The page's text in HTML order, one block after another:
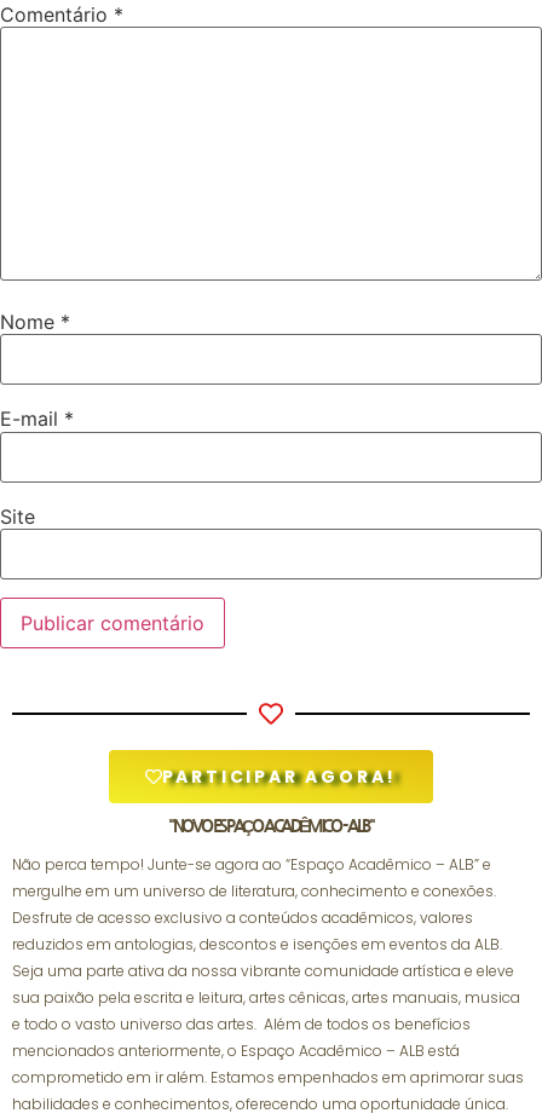
Comentário *
Nome *
E-mail *
Site
PARTICIPAR AGORA!
"NOVO ESPAÇO ACADÊMICO - ALB"
Não perca tempo! Junte-se agora ao “Espaço Acadêmico – ALB” e
mergulhe em um universo de literatura, conhecimento e conexões.
Desfrute de acesso exclusivo a conteúdos acadêmicos, valores
reduzidos em antologias, descontos e isenções em eventos da ALB.
Seja uma parte ativa da nossa vibrante comunidade artística e eleve
sua paixão pela escrita e leitura, artes cênicas, artes manuais, musica
e todo o vasto universo das artes. Além de todos os benefícios
mencionados anteriormente, o Espaço Acadêmico – ALB está
comprometido em ir além. Estamos empenhados em aprimorar suas
habilidades e conhecimentos, oferecendo uma oportunidade única.